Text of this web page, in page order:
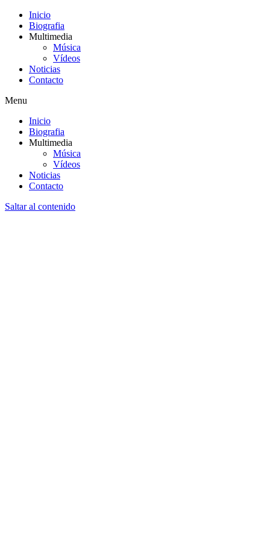
Inicio
Biografia
Multimedia
Música
Vídeos
Noticias
Contacto
Menu
Inicio
Biografia
Multimedia
Música
Vídeos
Noticias
Contacto
Saltar al contenido